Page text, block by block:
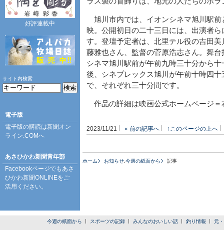
旭川市内では、イオンシネマ旭川駅前
映。公開初日の二十三日には、出演者
す。登壇予定者は、北里テル役の吉田
藤雅也さん、監督の菅原浩志さん。舞
シネマ旭川駅前が午前九時三十分から
後、シネプレックス旭川が午前十時四
で、それぞれ三十分間です。
作品の詳細は映画公式ホームページ＝
2023/11/21 « 前の記事へ ↑このページの上へ
ホーム お知らせ 今週の紙面から 記事
好評連載中
サイト内検索
電子版
電子版の購読は新聞オン
ライン.COMへ
あさひかわ新聞青年部
Facebookページでもあさ
ひかわ新聞ONLINEをご
活用ください。
今週の紙面から スポーツの記録 みんなのおいしい話 釣り情報 元